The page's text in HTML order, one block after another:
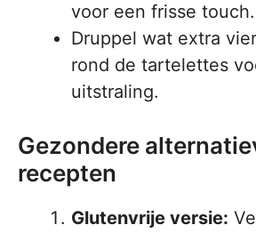
voor een frisse touch.
Druppel wat extra
rond de tartelettes
uitstraling.
Gezondere
recepten
Glutenvrije versie: